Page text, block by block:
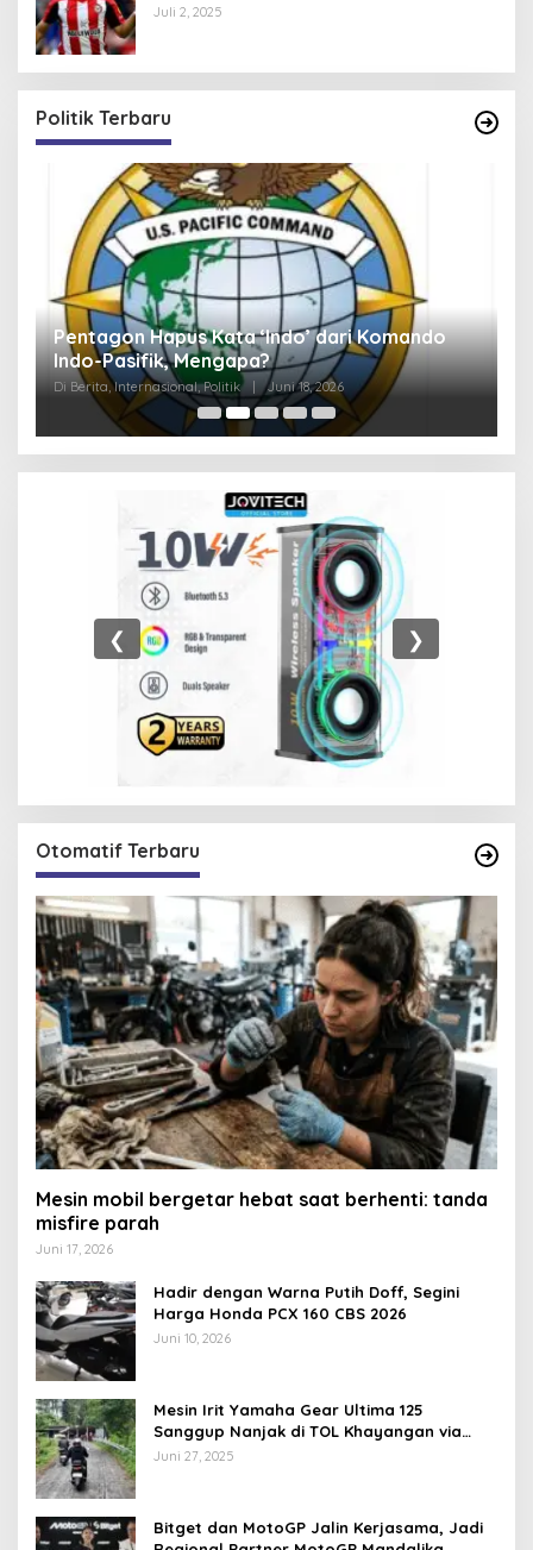
dalam Skema Ruben Amorim
Juli 2, 2025
Politik Terbaru
Pentagon Hapus Kata ‘Indo’ dari Komando
Indo-Pasifik, Mengapa?
Di Berita, Internasional, Politik Juni 18, 2026
❮ ❯
Otomatif Terbaru
Mesin mobil bergetar hebat saat berhenti: tanda
misfire parah
Juni 17, 2026
Hadir dengan Warna Putih Doff, Segini
Harga Honda PCX 160 CBS 2026
Juni 10, 2026
Mesin Irit Yamaha Gear Ultima 125
Sanggup Nanjak di TOL Khayangan via
Krakalan?
Juni 27, 2025
Bitget dan MotoGP Jalin Kerjasama, Jadi